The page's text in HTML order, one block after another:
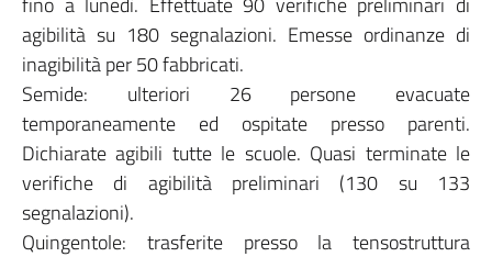
agibilità su 180 segnalazioni. Emesse ordinanze di
inagibilità per 50 fabbricati.
Semide: ulteriori 26 persone evacuate
temporaneamente ed ospitate presso parenti.
Dichiarate agibili tutte le scuole. Quasi terminate le
verifiche di agibilità preliminari (130 su 133
segnalazioni).
Quingentole: trasferite presso la tensostruttura